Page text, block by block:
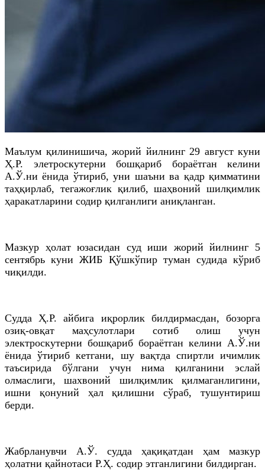
Маълум қилинишича, жорий йилнинг 29 август куни
Ҳ.Р. элетроскутерни бошқариб бораётган келини
А.Ў.ни ёнида ўтириб, уни шаъни ва қадр қимматини
таҳқирлаб, тегажоғлик қилиб, шаҳвоний шилқимлик
ҳаракатларини содир қилганлиги аниқланган.
Мазкур ҳолат юзасидан суд иши жорий йилнинг 5
сентябрь куни ЖИБ Қўшкўпир туман судида кўриб
чиқилди.
Судда Ҳ.Р. айбига иқрорлик билдирмасдан, бозорга
озиқ-овқат маҳсулотлари сотиб олиш учун
электроскутерни бошқариб бораётган келини А.Ў.ни
ёнида ўтириб кетгани, шу вақтда спиртли ичимлик
таъсирида бўлгани учун нима қилганини эслай
олмаслиги, шахвоний шилқимлик қилмаганлигини,
ишни қонуний ҳал қилишни сўраб, тушунтириш
берди.
Жабрланувчи А.Ў. судда ҳақиқатдан ҳам мазкур
ҳолатни қайнотаси Р.Ҳ. содир этганлигини билдирган.